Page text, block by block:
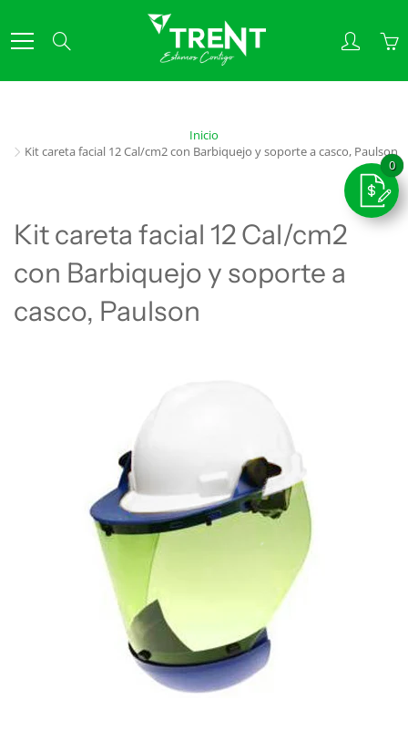
to
Content
Inicio
Kit careta facial 12 Cal/cm2 con Barbiquejo y soporte a casco, Paulson
Kit careta facial 12 Cal/cm2
con Barbiquejo y soporte a
casco, Paulson